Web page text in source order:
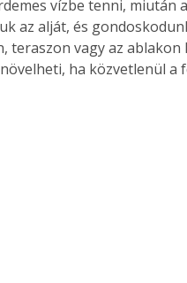
Old
új,
könyvek tetszőleges
párosítással
áron, 0 Ft
megrendelhetők!
vízbe tenni, miután
az alját, és
teraszon vagy az
ha közvetlenül a